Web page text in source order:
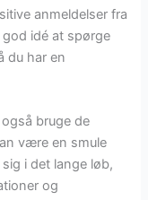
anmeldelser fra
idé at spørge
du har en
bruge de
være en smule
i det lange løb,
og